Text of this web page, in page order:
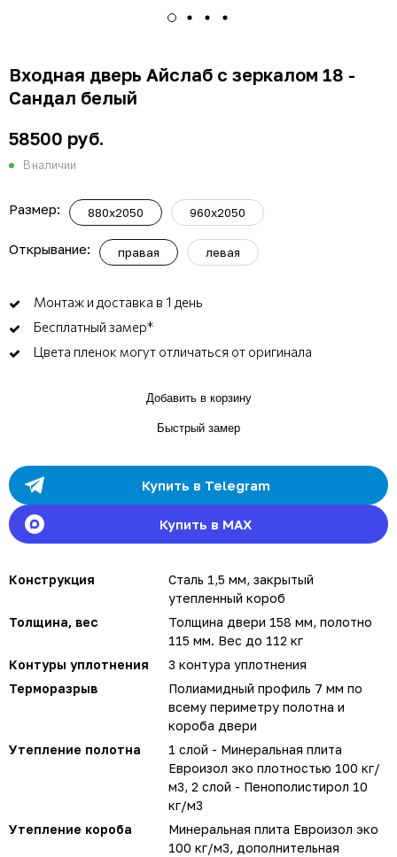
Входная дверь Айслаб с зеркалом 18 -
Сандал белый
58500 руб.
В наличии
Размер: 880x2050 960x2050
Открывание: правая левая
Монтаж и доставка в 1 день
Бесплатный замер*
Цвета пленок могут отличаться от оригинала
Добавить в корзину
Быстрый замер
Купить в Telegram
Купить в MAX
Конструкция
Сталь 1,5 мм, закрытый
утепленный короб
Толщина, вес
Толщина двери 158 мм, полотно
115 мм. Вес до 112 кг
Контуры уплотнения
3 контура уплотнения
Терморазрыв
Полиамидный профиль 7 мм по
всему периметру полотна и
короба двери
Утепление полотна
1 слой - Минеральная плита
Евроизол эко плотностью 100 кг/
м3, 2 слой - Пенополистирол 10
кг/м3
Утепление короба
Минеральная плита Евроизол эко
100 кг/м3, дополнительная